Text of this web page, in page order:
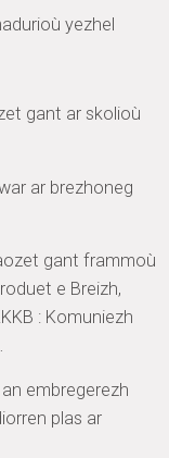
yezhel
gant ar skolioù
ar brezhoneg
gant frammoù
e Breizh,
: Komuniezh
embregerezh
plas ar